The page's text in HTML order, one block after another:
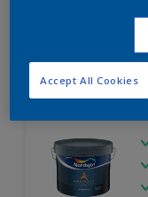
Ambiance
Accept All Cookies